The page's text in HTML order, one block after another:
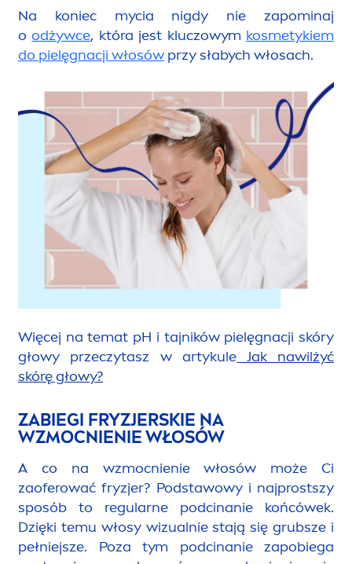
Na koniec mycia nigdy nie zapominaj
oodżywce, która jest kluczowym kosmetykiem
do pielęgnacji włosów przy słabych włosach.
Więcej na temat pH i tajników pielęgnacji skóry
głowy przeczytasz w artykule Jak nawilżyć
skórę głowy?
ZABIEGI FRYZJERSKIE NA
WZMOCNIENIE WŁOSÓW
A co na wzmocnienie włosów może Ci
zaoferować fryzjer? Podstawowy i najprostszy
sposób to regularne podcinanie końcówek.
Dzięki temu włosy wizualnie stają się grubsze i
pełniejsze. Poza tym podcinanie zapobiega